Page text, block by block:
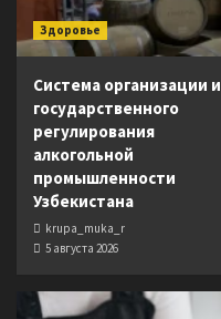
Здоровье
Система организации и
государственного
регулирования
алкогольной
промышленности
Узбекистана
krupa_muka_r
5 августа 2026